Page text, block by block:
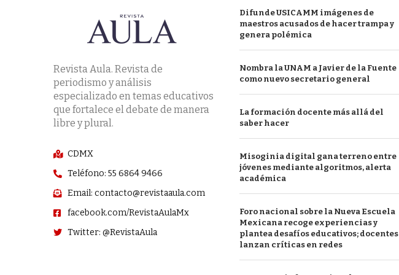
Revista Aula. Revista de
periodismo y análisis
especializado en temas educativos
que fortalece el debate de manera
libre y plural.
CDMX
Teléfono: 55 6864 9466
Email: contacto@revistaaula.com
facebook.com/RevistaAulaMx
Twitter: @RevistaAula
Difunde USICAMM imágenes de
maestros acusados de hacer trampa y
genera polémica
Nombra la UNAM a Javier de la Fuente
como nuevo secretario general
La formación docente más allá del
saber hacer
Misoginia digital gana terreno entre
jóvenes mediante algoritmos, alerta
académica
Foro nacional sobre la Nueva Escuela
Mexicana recoge experiencias y
plantea desafíos educativos; docentes
lanzan críticas en redes